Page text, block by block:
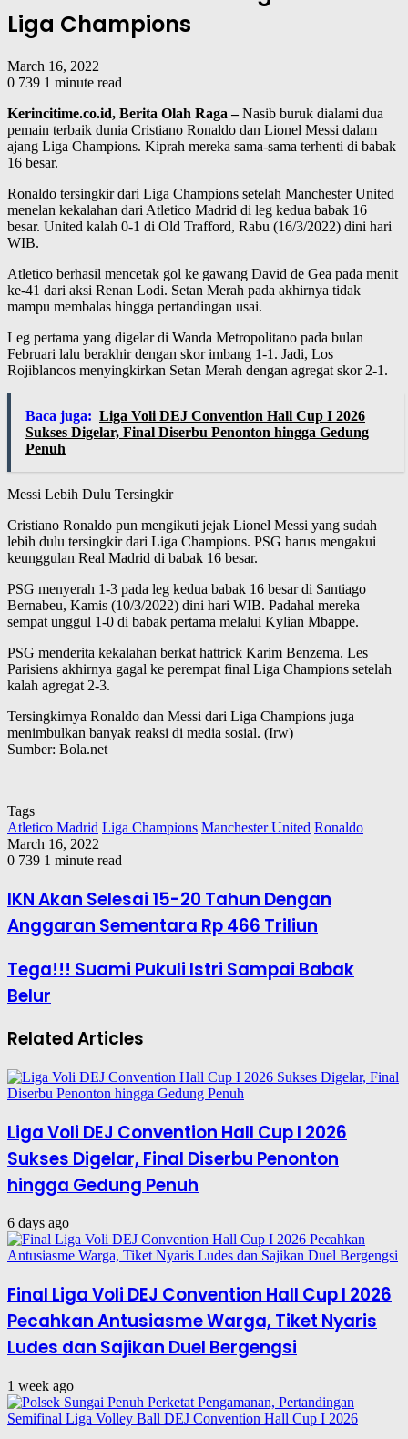
Liga Champions
March 16, 2022
0 739 1 minute read
Kerincitime.co.id, Berita Olah Raga –Nasib buruk dialami dua
pemain terbaik dunia Cristiano Ronaldo dan Lionel Messi dalam
ajang Liga Champions. Kiprah mereka sama-sama terhenti di babak
16 besar.
Ronaldo tersingkir dari Liga Champions setelah Manchester United
menelan kekalahan dari Atletico Madrid di leg kedua babak 16
besar. United kalah 0-1 di Old Trafford, Rabu (16/3/2022) dini hari
WIB.
Atletico berhasil mencetak gol ke gawang David de Gea pada menit
ke-41 dari aksi Renan Lodi. Setan Merah pada akhirnya tidak
mampu membalas hingga pertandingan usai.
Leg pertama yang digelar di Wanda Metropolitano pada bulan
Februari lalu berakhir dengan skor imbang 1-1. Jadi, Los
Rojiblancos menyingkirkan Setan Merah dengan agregat skor 2-1.
Baca juga: Liga Voli DEJ Convention Hall Cup I 2026
Sukses Digelar, Final Diserbu Penonton hingga Gedung
Penuh
Messi Lebih Dulu Tersingkir
Cristiano Ronaldo pun mengikuti jejak Lionel Messi yang sudah
lebih dulu tersingkir dari Liga Champions. PSG harus mengakui
keunggulan Real Madrid di babak 16 besar.
PSG menyerah 1-3 pada leg kedua babak 16 besar di Santiago
Bernabeu, Kamis (10/3/2022) dini hari WIB. Padahal mereka
sempat unggul 1-0 di babak pertama melalui Kylian Mbappe.
PSG menderita kekalahan berkat hattrick Karim Benzema. Les
Parisiens akhirnya gagal ke perempat final Liga Champions setelah
kalah agregat 2-3.
Tersingkirnya Ronaldo dan Messi dari Liga Champions juga
menimbulkan banyak reaksi di media sosial. (Irw)
Sumber: Bola.net
Tags
Atletico Madrid Liga Champions Manchester United Ronaldo
March 16, 2022
0 739 1 minute read
IKN Akan Selesai 15-20 Tahun Dengan
Anggaran Sementara Rp 466 Triliun
Tega!!! Suami Pukuli Istri Sampai Babak
Belur
Related Articles
Liga Voli DEJ Convention Hall Cup I 2026
Sukses Digelar, Final Diserbu Penonton
hingga Gedung Penuh
6 days ago
Final Liga Voli DEJ Convention Hall Cup I 2026
Pecahkan Antusiasme Warga, Tiket Nyaris
Ludes dan Sajikan Duel Bergengsi
1 week ago